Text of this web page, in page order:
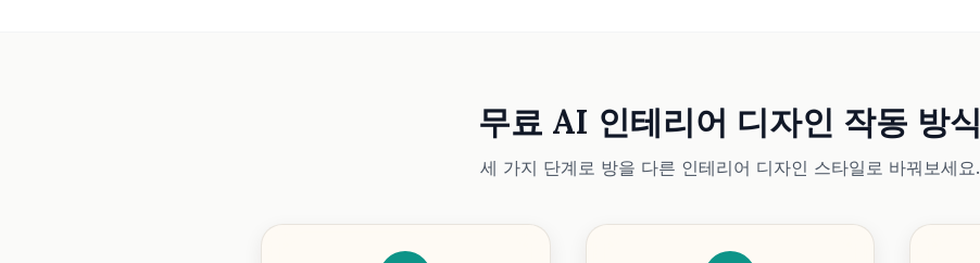
무료 AI 인테리어 디자인 작동 방식
세 가지 단계로 방을 다른 인테리어 디자인 스타일로 바꿔보세요.